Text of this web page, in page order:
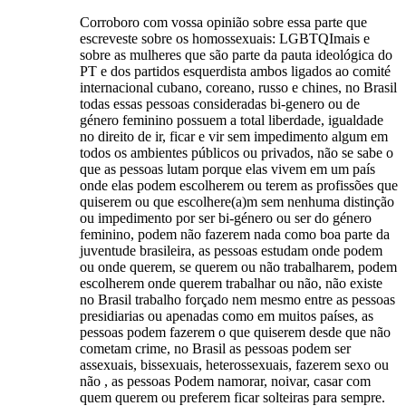
Corroboro com vossa opinião sobre essa parte que
escreveste sobre os homossexuais: LGBTQImais e
sobre as mulheres que são parte da pauta ideológica do
PT e dos partidos esquerdista ambos ligados ao comité
internacional cubano, coreano, russo e chines, no Brasil
todas essas pessoas consideradas bi-genero ou de
género feminino possuem a total liberdade, igualdade
no direito de ir, ficar e vir sem impedimento algum em
todos os ambientes públicos ou privados, não se sabe o
que as pessoas lutam porque elas vivem em um país
onde elas podem escolherem ou terem as profissões que
quiserem ou que escolhere(a)m sem nenhuma distinção
ou impedimento por ser bi-género ou ser do género
feminino, podem não fazerem nada como boa parte da
juventude brasileira, as pessoas estudam onde podem
ou onde querem, se querem ou não trabalharem, podem
escolherem onde querem trabalhar ou não, não existe
no Brasil trabalho forçado nem mesmo entre as pessoas
presidiarias ou apenadas como em muitos países, as
pessoas podem fazerem o que quiserem desde que não
cometam crime, no Brasil as pessoas podem ser
assexuais, bissexuais, heterossexuais, fazerem sexo ou
não , as pessoas Podem namorar, noivar, casar com
quem querem ou preferem ficar solteiras para sempre.